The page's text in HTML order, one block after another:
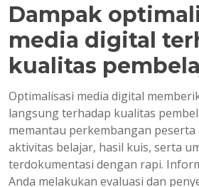
Dampak
media digital
kualitas
Optimalisasi media digital
langsung terhadap kualitas
memantau perkembangan peserta
aktivitas belajar, hasil kuis, serta
terdokumentasi dengan rapi.
Anda melakukan evaluasi dan